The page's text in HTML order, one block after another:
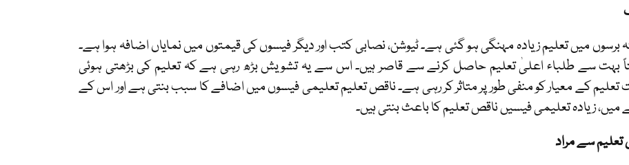
برسوں میں تعلیم زیادہ مہنگی ہو گئی ہے۔ ٹیوشن، نصابی کتب اور دیگر فیسوں کی قیمتوں میں نمایاں اضافہ ہوا ہے۔
بہت سے طلباء اعلیٰ تعلیم حاصل کرنے سے قاصر ہیں۔ اس سے یہ تشویش بڑھ رہی ہے کہ تعلیم کی بڑھتی ہوئی
کے معیار کو منفی طور پر متاثر کر رہی ہے۔ ناقص تعلیم تعلیمی فیسوں میں اضافے کا سبب بنتی ہے اور اس کے
میں، زیادہ تعلیمی فیسیں ناقص تعلیم کا باعث بنتی ہیں۔
سے مراد